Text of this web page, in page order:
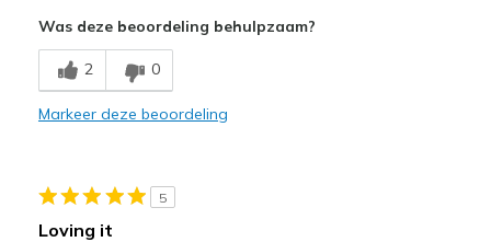
Breathe Well
Comfortable
Was deze beoordeling behulpzaam?
2 0
Markeer deze beoordeling
5
Loving it